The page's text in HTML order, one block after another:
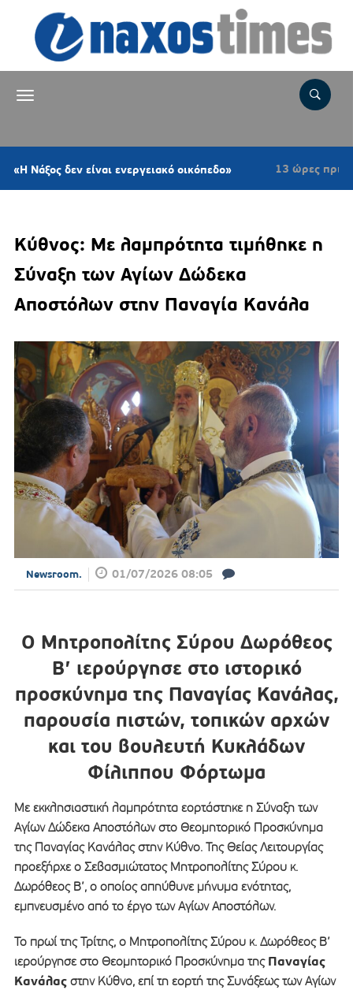
ενεργειακό οικόπεδο» 13 ώρες πριν Σύρος:
Κύθνος: Με λαμπρότητα τιμήθηκε η
Σύναξη των Αγίων Δώδεκα
Αποστόλων στην Παναγία Κανάλα
Newsroom. 01/07/2026 08:05
Ο Μητροπολίτης Σύρου Δωρόθεος
Β’ ιερούργησε στο ιστορικό
προσκύνημα της Παναγίας Κανάλας,
παρουσία πιστών, τοπικών αρχών
και του βουλευτή Κυκλάδων
Φίλιππου Φόρτωμα
Με εκκλησιαστική λαμπρότητα εορτάστηκε η Σύναξη των
Αγίων Δώδεκα Αποστόλων στο Θεομητορικό Προσκύνημα
της Παναγίας Κανάλας στην Κύθνο. Της Θείας Λειτουργίας
προεξήρχε ο Σεβασμιώτατος Μητροπολίτης Σύρου κ.
Δωρόθεος Β’, ο οποίος απηύθυνε μήνυμα ενότητας,
εμπνευσμένο από το έργο των Αγίων Αποστόλων.
Το πρωί της Τρίτης, ο Μητροπολίτης Σύρου κ. Δωρόθεος Β’
ιερούργησε στο Θεομητορικό Προσκύνημα της Παναγίας
Κανάλαςστην Κύθνο, επί τη εορτή της Συνάξεως των Αγίων